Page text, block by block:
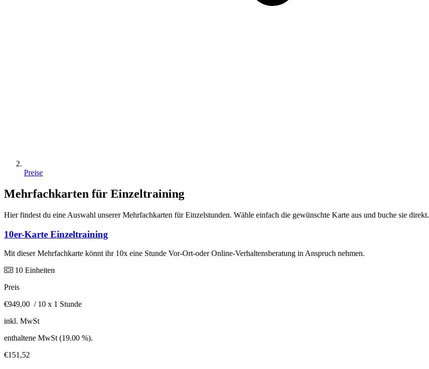
Preise
Mehrfachkarten für Einzeltraining
Hier findest du eine Auswahl unserer Mehrfachkarten für Einzelstunden. Wähle einfach die gewünschte Karte aus und buche sie direkt.
10er-Karte Einzeltraining
Mit dieser Mehrfachkarte könnt ihr 10x eine Stunde Vor-Ort-oder Online-Verhaltensberatung in Anspruch nehmen.
10 Einheiten
Preis
€949,00 / 10 x 1 Stunde
inkl. MwSt
enthaltene MwSt (19.00 %).
€151,52